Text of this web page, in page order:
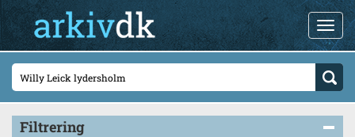
Filtrering